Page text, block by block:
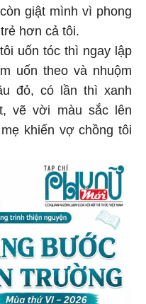
giật mình vì phong
hơn cả tôi.
uốn tóc thì ngay lập
uốn theo và nhuộm
đỏ, có lần thì xanh
vẽ vời màu sắc lên
khiến vợ chồng tôi